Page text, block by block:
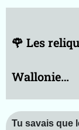
🌹 Les
Wallonie…
Tu savais que